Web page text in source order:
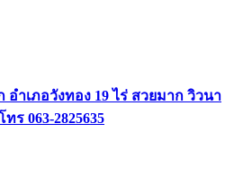
ำเภอวังทอง 19 ไร่ สวยมาก วิวนา
ร 063-2825635